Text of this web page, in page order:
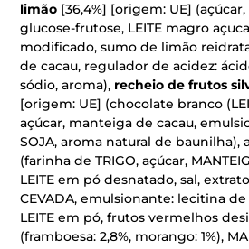
limão [36,4%] [origem: UE]
glucose-frutose, LEITE magro
modificado, sumo de limão
de cacau, regulador de acidez:
sódio, aroma), recheio de frutos
[origem: UE] (chocolate branco
açúcar, manteiga de cacau,
SOJA, aroma natural de baunilha),
(farinha de TRIGO, açúcar,
LEITE em pó desnatado, sal,
CEVADA, emulsionante: lecitina
LEITE em pó, frutos vermelhos
(framboesa: 2,8%, morango: 1%),